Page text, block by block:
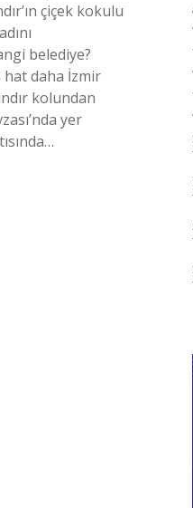
çiçek kokulu
belediye?
hat daha İzmir
kolundan
yer